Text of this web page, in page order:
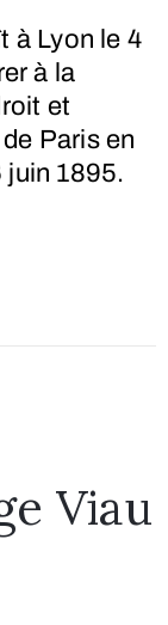
à Lyon le 4
à la
et
Paris en
juin 1895.
Viau